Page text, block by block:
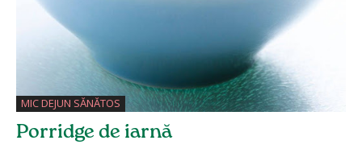
MIC DEJUN SĂNĂTOS
Porridge de iarnă